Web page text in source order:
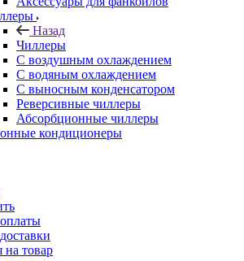
Назад
Чиллеры
С воздушным охлаждением
С водяным охлаждением
С выносным конденсатором
Реверсивные чиллеры
Абсорбционные чиллеры
кондиционеры
на товар